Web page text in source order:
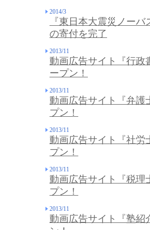
2014/3
『東日本大震災ノー
の寄付を完了
2013/11
動画広告サイト『行政
ープン！
2013/11
動画広告サイト『弁護
プン！
2013/11
動画広告サイト『社労
プン！
2013/11
動画広告サイト『税理
プン！
2013/11
動画広告サイト『塾紹